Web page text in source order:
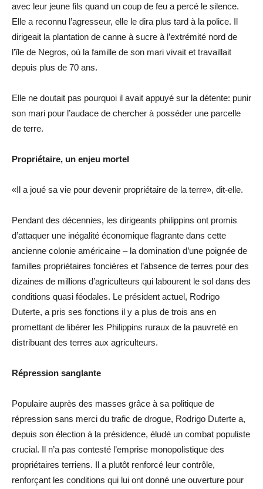
avec leur jeune fils quand un coup de feu a percé le silence.
Elle a reconnu l’agresseur, elle le dira plus tard à la police. Il
dirigeait la plantation de canne à sucre à l’extrémité nord de
l’île de Negros, où la famille de son mari vivait et travaillait
depuis plus de 70 ans.
Elle ne doutait pas pourquoi il avait appuyé sur la détente: punir
son mari pour l’audace de chercher à posséder une parcelle
de terre.
Propriétaire, un enjeu mortel
«Il a joué sa vie pour devenir propriétaire de la terre», dit-elle.
Pendant des décennies, les dirigeants philippins ont promis
d’attaquer une inégalité économique flagrante dans cette
ancienne colonie américaine – la domination d’une poignée de
familles propriétaires foncières et l’absence de terres pour des
dizaines de millions d’agriculteurs qui labourent le sol dans des
conditions quasi féodales. Le président actuel, Rodrigo
Duterte, a pris ses fonctions il y a plus de trois ans en
promettant de libérer les Philippins ruraux de la pauvreté en
distribuant des terres aux agriculteurs.
Répression sanglante
Populaire auprès des masses grâce à sa politique de
répression sans merci du trafic de drogue, Rodrigo Duterte a,
depuis son élection à la présidence, éludé un combat populiste
crucial. Il n’a pas contesté l’emprise monopolistique des
propriétaires terriens. Il a plutôt renforcé leur contrôle,
renforçant les conditions qui lui ont donné une ouverture pour